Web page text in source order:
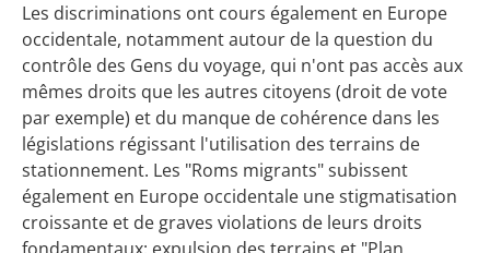
Les discriminations ont cours également en Europe
occidentale, notamment autour de la question du
contrôle des Gens du voyage, qui n'ont pas accès aux
mêmes droits que les autres citoyens (droit de vote
par exemple) et du manque de cohérence dans les
législations régissant l'utilisation des terrains de
stationnement. Les "Roms migrants" subissent
également en Europe occidentale une stigmatisation
croissante et de graves violations de leurs droits